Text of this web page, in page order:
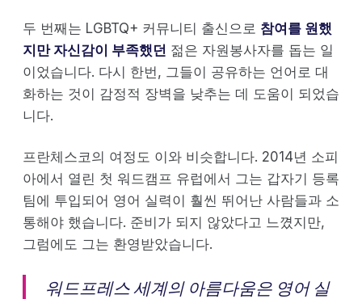
두 번째는 LGBTQ+ 커뮤니티 출신으로 참여를 원했
지만 자신감이 부족했던 젊은 자원봉사자를 돕는 일
이었습니다. 다시 한번, 그들이 공유하는 언어로 대
화하는 것이 감정적 장벽을 낮추는 데 도움이 되었습
니다.
프란체스코의 여정도 이와 비슷합니다. 2014년 소피
아에서 열린 첫 워드캠프 유럽에서 그는 갑자기 등록
팀에 투입되어 영어 실력이 훨씬 뛰어난 사람들과 소
통해야 했습니다. 준비가 되지 않았다고 느꼈지만,
그럼에도 그는 환영받았습니다.
워드프레스 세계의 아름다움은 영어 실